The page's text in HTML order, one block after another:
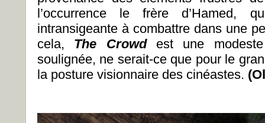
l’occurrence le frère d’Hamed,
intransigeante à combattre dans une
cela, The Crowdest une modeste
soulignée, ne serait-ce que pour le
la posture visionnaire des cinéastes.